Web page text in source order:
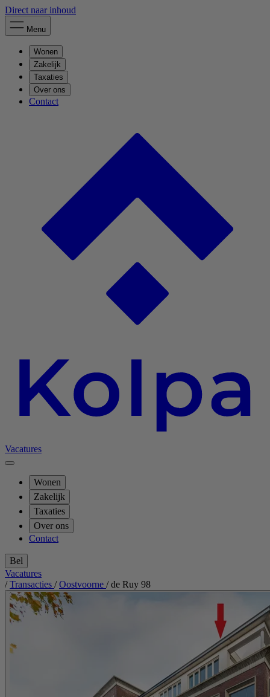
Direct naar inhoud
Menu
Wonen
Zakelijk
Taxaties
Over ons
Contact
Vacatures
Wonen
Zakelijk
Taxaties
Over ons
Contact
Bel
Vacatures
/ Transacties / Oostvoorne / de Ruy 98